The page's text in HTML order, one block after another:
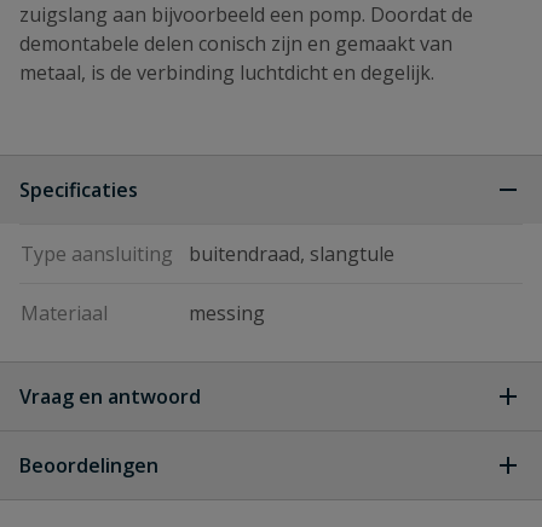
zuigslang aan bijvoorbeeld een pomp. Doordat de
demontabele delen conisch zijn en gemaakt van
metaal, is de verbinding luchtdicht en degelijk.
Specificaties
Type aansluiting buitendraad, slangtule
Materiaal messing
Vraag en antwoord
Beoordelingen